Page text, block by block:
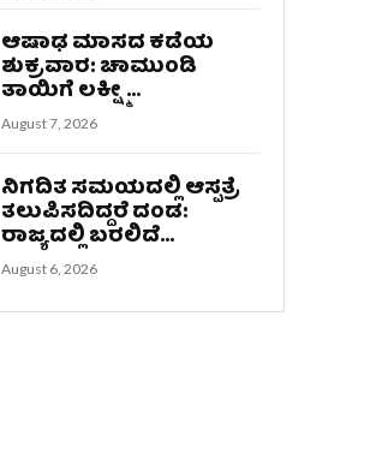
ಆಷಾಢ ಮಾಸದ ಕಡೆಯ
ಶುಕ್ರವಾರ: ಚಾಮುಂಡಿ
ತಾಯಿಗೆ ಲಕ್ಷ್ಮೀ...
August 7, 2026
ನಿಗದಿತ ಸಮಯದಲ್ಲಿ ಆಸ್ಪತ್ರೆ
ತಲುಪಿಸದಿದ್ದರೆ ದಂಡ:
ರಾಜ್ಯದಲ್ಲಿ ಬರಲಿದೆ...
August 6, 2026